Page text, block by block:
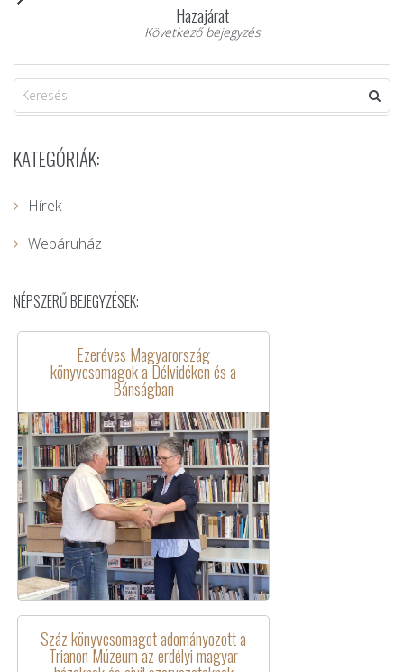
Hazajárat
Következő bejegyzés
KATEGÓRIÁK:
Hírek
Webáruház
NÉPSZERŰ BEJEGYZÉSEK:
Ezeréves Magyarország
könyvcsomagok a Délvidéken és a
Bánságban
Száz könyvcsomagot adományozott a
Trianon Múzeum az erdélyi magyar